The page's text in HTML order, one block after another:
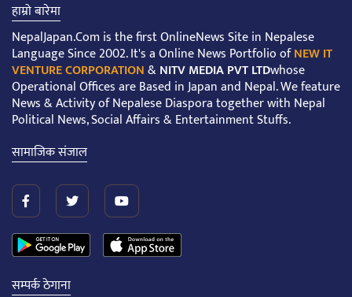
हाम्रो बारेमा
NepalJapan.Com is the first OnlineNews Site in Nepalese
Language Since 2002. It's a Online News Portfolio ofNEW IT
VENTURE CORPORATION&NITV MEDIA PVT LTDwhose
Operational Offices are Based in Japan and Nepal. We feature
News & Activity of Nepalese Diaspora together with Nepal
Political News, Social Affairs & Entertainment Stuffs.
सामाजिक संजाल
सम्पर्क ठेगाना